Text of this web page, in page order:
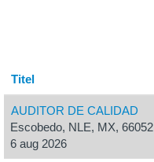
Titel
AUDITOR DE CALIDAD
Escobedo, NLE, MX, 66052
6 aug 2026